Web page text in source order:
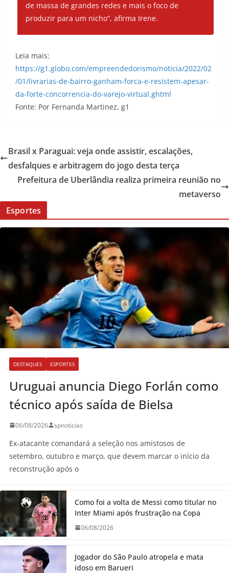
de massa de grandes redes e mais o foco de
produzir para um nicho”, afirma Irene.
Leia mais:
https://g1.globo.com/empreendedorismo/noticia/2022/02
/01/livrarias-de-bairro-ganham-forca-e-resistem-apesar-
da-forte-concorrencia-do-varejo-virtual.ghtml
Fonte: Por Fernanda Martinez, g1
Brasil x Paraguai: veja onde assistir, escalações,
desfalques e arbitragem do jogo desta terça
Prefeitura de Uberlândia realiza primeira reunião no
metaverso
Esportes
DESTAQUES ESPORTES
Uruguai anuncia Diego Forlán como
técnico após saída de Bielsa
06/08/2026 spnoticias
Ex-atacante comandará a seleção nos amistosos de
setembro, outubro e março, que devem marcar o início da
reconstrução após o
Como foi a volta de Messi como titular no
Inter Miami após frustração na Copa
06/08/2026
Jogador do São Paulo atropela e mata
idoso em Barueri